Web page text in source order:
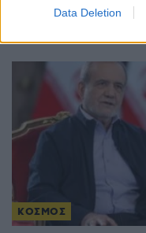
Data Deletion
6/08/2026 - 11:56πμ
ΚΟΣΜΟΣ